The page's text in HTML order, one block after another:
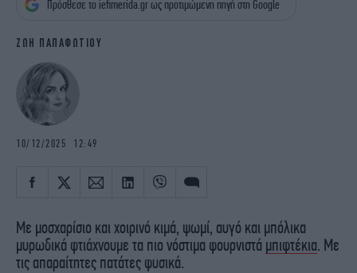
iBOOKS
ΖΩΔΙΑ
NEWSLETTER
Πρόσθεσε το iefimerida.gr ως προτιμώμενη πηγή στη Google
ΖΩΗ ΠΑΠΑΦΩΤΙΟΥ
10/12/2025 12:49
Με μοσχαρίσιο και χοιρινό κιμά, ψωμί, αυγό και μπόλικα
μυρωδικά φτιάχνουμε τα πιο νόστιμα φουρνιστά μπιφτέκια. Με
τις απαραίτητες πατάτες φυσικά.